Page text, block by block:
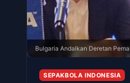
Bulgaria Andalkan Deretan
SEPAKBOLA INDONESIA